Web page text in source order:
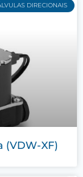
DIRECIONAIS
(VDW-XF)